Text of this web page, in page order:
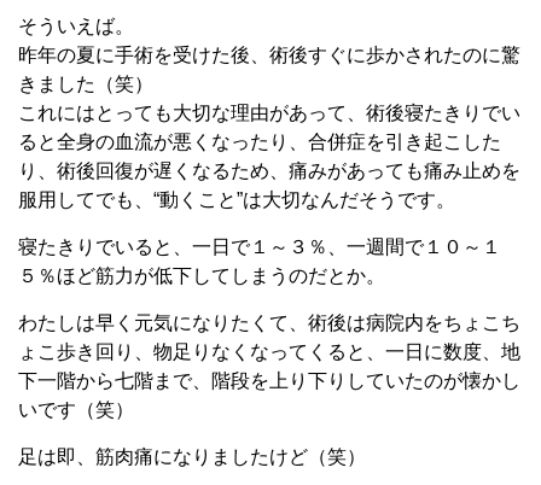
そういえば。
昨年の夏に手術を受けた後、術後すぐに歩かされたのに驚
きました（笑）
これにはとっても大切な理由があって、術後寝たきりでい
ると全身の血流が悪くなったり、合併症を引き起こした
り、術後回復が遅くなるため、痛みがあっても痛み止めを
服用してでも、“動くこと”は大切なんだそうです。
寝たきりでいると、一日で１～３％、一週間で１０～１
５％ほど筋力が低下してしまうのだとか。
わたしは早く元気になりたくて、術後は病院内をちょこち
ょこ歩き回り、物足りなくなってくると、一日に数度、地
下一階から七階まで、階段を上り下りしていたのが懐かし
いです（笑）
足は即、筋肉痛になりましたけど（笑）